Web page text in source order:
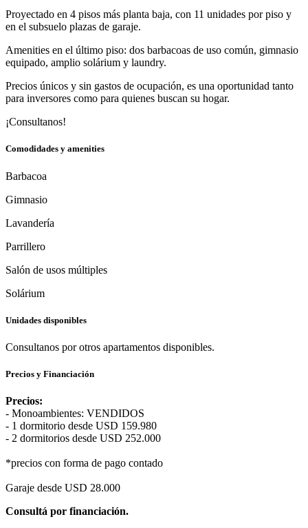
Proyectado en 4 pisos más planta baja, con 11 unidades por piso y
en el subsuelo plazas de garaje.
Amenities en el último piso: dos barbacoas de uso común, gimnasio
equipado, amplio solárium y laundry.
Precios únicos y sin gastos de ocupación, es una oportunidad tanto
para inversores como para quienes buscan su hogar.
¡Consultanos!
Comodidades y amenities
Barbacoa
Gimnasio
Lavandería
Parrillero
Salón de usos múltiples
Solárium
Unidades disponibles
Consultanos por otros apartamentos disponibles.
Precios y Financiación
Precios:
- Monoambientes: VENDIDOS
- 1 dormitorio desde USD 159.980
- 2 dormitorios desde USD 252.000
*precios con forma de pago contado
Garaje desde USD 28.000
Consultá por financiación.